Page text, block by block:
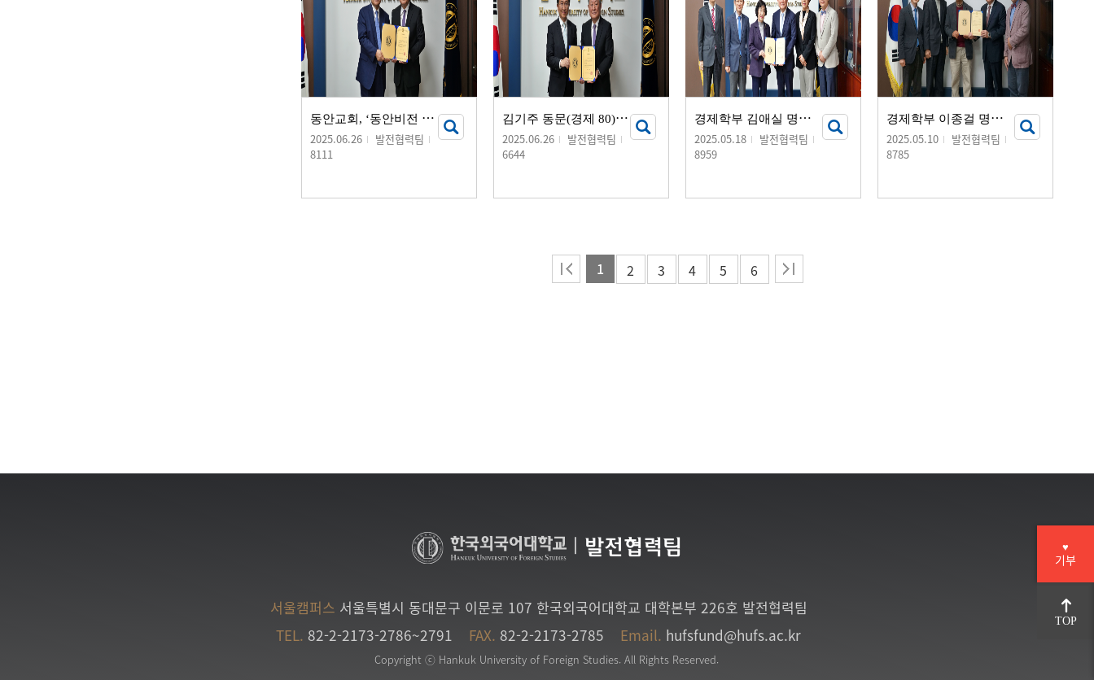
동
안교회, ‘동안비전 장학금’ 기부 서명식 개최
2025.06.26
발전협력팀
8111
김
기주 동문(경제 80), ‘경제학부 김기주장학금’ 기부 서명식 개최
2025.06.26
발전협력팀
6644
경
제학부 김애실 명예교수, 장학금 기부 서명식 개최
2025.05.18
발전협력팀
8959
경
제학부 이종걸 명예교수, 장학금 기부 서명식 개최
2025.05.10
발전협력팀
8785
1 2 3 4 5 6
| 발전협력팀
서울캠퍼스 서울특별시 동대문구 이문로 107 한국외국어대학교 대학본부 226호 발전협력팀
TEL. 82-2-2173-2786~2791 FAX. 82-2-2173-2785 Email. hufsfund@hufs.ac.kr
Copyright ⓒ Hankuk University of Foreign Studies. All Rights Reserved.
♥
기부
TOP